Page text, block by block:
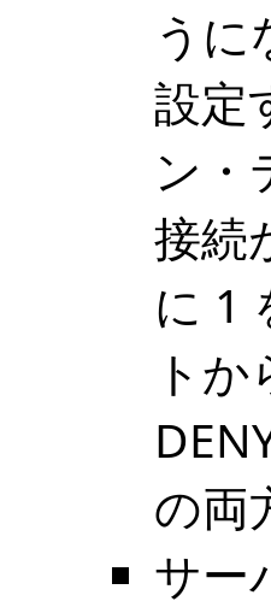
うに
設定
ン・
接続
に 1
ト
の両
サー